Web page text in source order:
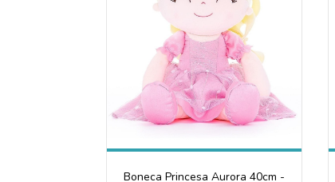
Boneca Princesa Aurora 40cm -